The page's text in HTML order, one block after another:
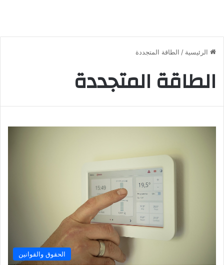
الرئيسية / الطاقة المتجددة
الطاقة المتجددة
الحقوق والقوانين